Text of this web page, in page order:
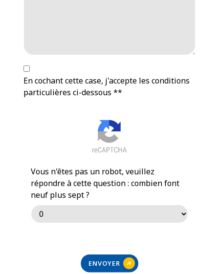
En cochant cette case, j'accepte les conditions
particulières ci-dessous **
Vous n'êtes pas un robot, veuillez
répondre à cette question : combien font
neuf plus sept ?
ENVOYER